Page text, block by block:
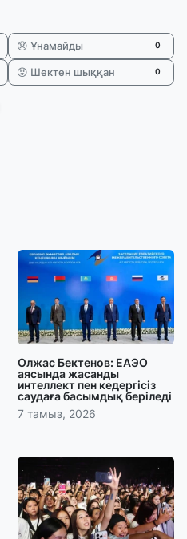
😞 Ұнамайды 0
😡 Шектен шыққан 0
Олжас Бектенов: ЕАЭО
аясында жасанды
интеллект пен кедергісіз
саудаға басымдық беріледі
7 тамыз, 2026